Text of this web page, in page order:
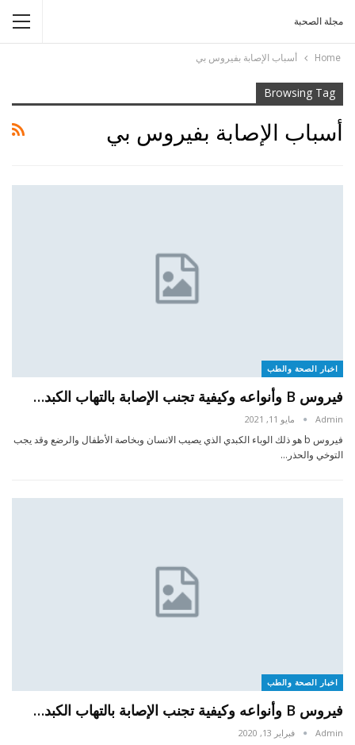
مجلة الصحبة
Home أسباب الإصابة بفيروس بي
Browsing Tag
أسباب الإصابة بفيروس بي
اخبار الصحة والطب
فيروس B وأنواعه وكيفية تجنب الإصابة بالتهاب الكبد…
Admin مايو 11, 2021
فيروس b هو ذلك الوباء الكبدي الذي يصيب الانسان وبخاصة الأطفال والرضع وقد يجب
التوخي والحذر…
اخبار الصحة والطب
فيروس B وأنواعه وكيفية تجنب الإصابة بالتهاب الكبد…
Admin فبراير 13, 2020